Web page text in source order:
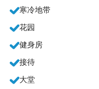
寒冷地带
花园
健身房
接待
大堂